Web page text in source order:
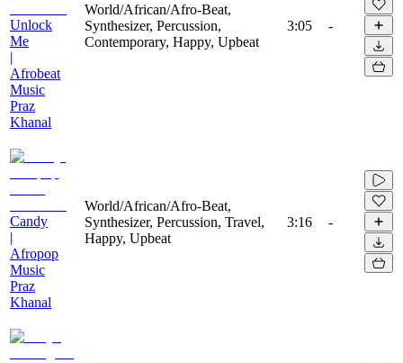
Unlock
Me
|
Afrobeat
Music
Praz
Khanal
World/African/Afro-Beat,
Synthesizer, Percussion,
Contemporary, Happy, Upbeat
3:05 -
Candy
|
Afropop
Music
Praz
Khanal
World/African/Afro-Beat,
Synthesizer, Percussion, Travel,
Happy, Upbeat
3:16 -